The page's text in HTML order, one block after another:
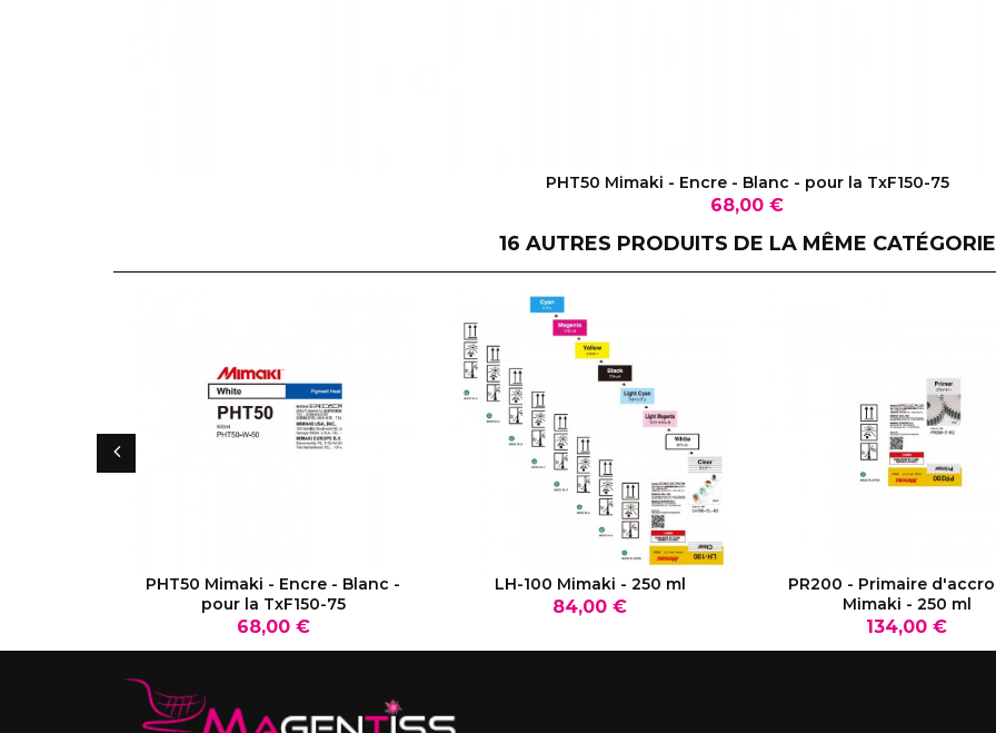
VOIR LE PRODUIT
PHT50 Mimaki - Encre - Blanc - pour la TxF150-75
Prix
68,00 €
16 AUTRES PRODUITS DE LA MÊME CATÉGORIE
VOIR LE PRODUIT
PHT50 Mimaki - Encre - Blanc -
pour la TxF150-75
Prix
68,00 €
VOIR LE PRODUIT
LH-100 Mimaki - 250 ml
Prix
84,00 €
VOIR LE PRODUIT
PR200 - Primaire
Mimaki - 250 ml
Prix
134,00 €